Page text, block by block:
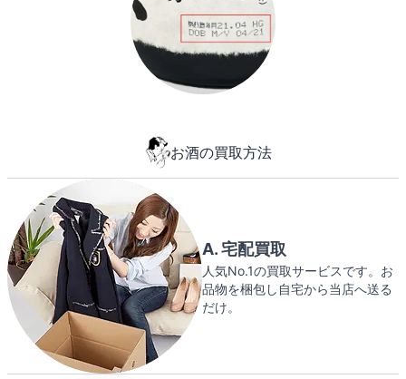
お酒の買取方法
A. 宅配買取
人気No.1の買取サービスです。お
品物を梱包し自宅から当店へ送る
だけ。